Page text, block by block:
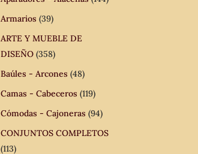
Armarios (39)
ARTE Y MUEBLE DE
DISEÑO (358)
Baúles - Arcones (48)
Camas - Cabeceros (119)
Cómodas - Cajoneras (94)
CONJUNTOS COMPLETOS
(113)